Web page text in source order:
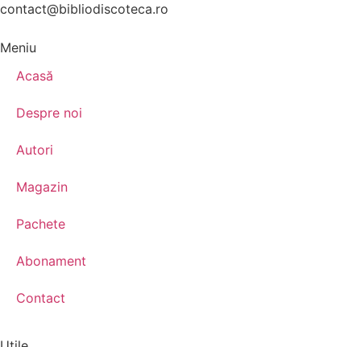
contact@bibliodiscoteca.ro
Meniu
Acasă
Despre noi
Autori
Magazin
Pachete
Abonament
Contact